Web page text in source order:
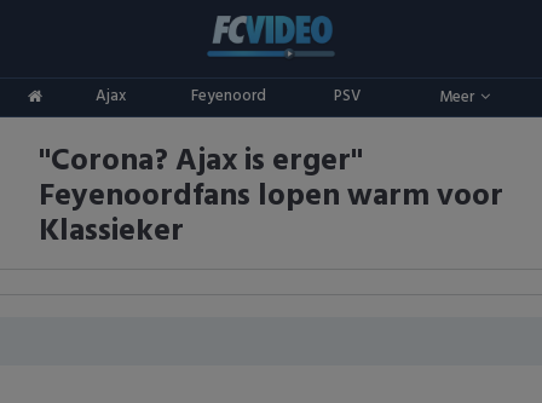
Ajax Feyenoord PSV Meer
ADO Den Haag
Ajax
AZ
Competities
Eredivisie
Keuken Kampioen Divisie
Oranje
Goals & Samenvattingen
"Corona? Ajax is erger"
Feyenoordfans lopen warm voor
Klassieker